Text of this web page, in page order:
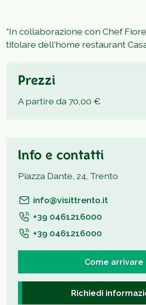
*In collaborazione con Chef
titolare dell'home restaurant
Prezzi
A partire da 70,00 €
Info e contatti
Piazza Dante, 24, Trento
info@visittrento.it
+39 0461216000
+39 0461216000
Come arrivare
Richiedi